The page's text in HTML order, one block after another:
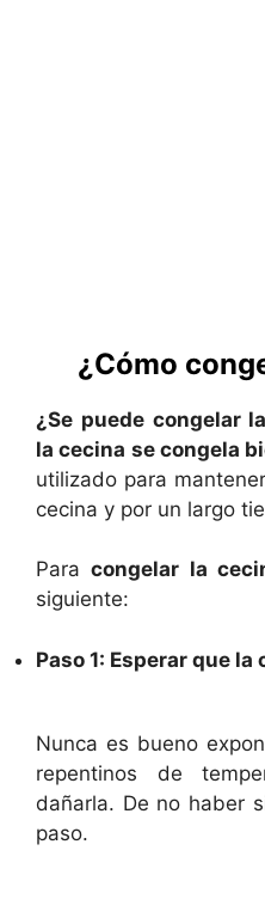
¿Cómo
¿Se puede congelar
la cecina se congela
utilizado para
cecina y por un largo
Paracongelar la
siguiente:
Paso 1: Esperar que
Nunca es bueno
repentinos de
dañarla. De no haber
paso.